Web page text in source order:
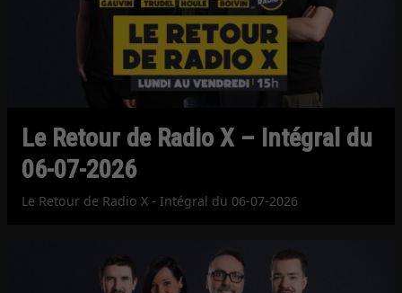
Le Retour de Radio X – Intégral du
06-07-2026
Le Retour de Radio X - Intégral du 06-07-2026